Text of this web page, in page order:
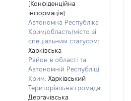
[Конфіденційна
інформація]
Автономна Республіка
Крим/область/місто зі
спеціальним статусом:
Харківська
Район в області та
Автономній Республіці
Крим: Харківський
Територіальна громада:
Дергачівська